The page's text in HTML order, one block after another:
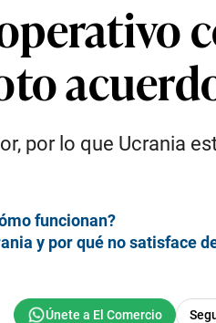
por lo que Ucrania
funcionan?
y por qué no satisface